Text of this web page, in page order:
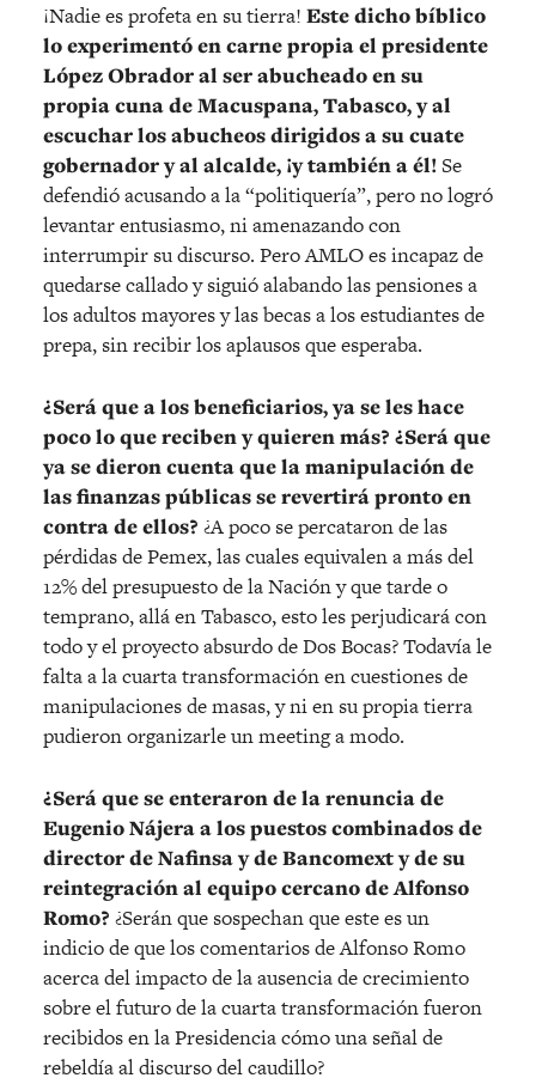
¡Nadie es profeta en su tierra! Este dicho bíblico
lo experimentó en carne propia el presidente
López Obrador al ser abucheado en su
propia cuna de Macuspana, Tabasco, y al
escuchar los abucheos dirigidos a su cuate
gobernador y al alcalde, ¡y también a él!Se
defendió acusando a la “politiquería”, pero no logró
levantar entusiasmo, ni amenazando con
interrumpir su discurso. Pero AMLO es incapaz de
quedarse callado y siguió alabando las pensiones a
los adultos mayores y las becas a los estudiantes de
prepa, sin recibir los aplausos que esperaba.
¿Será que a los beneficiarios, ya se les hace
poco lo que reciben y quieren más? ¿Será que
ya se dieron cuenta que la manipulación de
las finanzas públicas se revertirá pronto en
contra de ellos? ¿A poco se percataron de las
pérdidas de Pemex, las cuales equivalen a más del
12% del presupuesto de la Nación y que tarde o
temprano, allá en Tabasco, esto les perjudicará con
todo y el proyecto absurdo de Dos Bocas? Todavía le
falta a la cuarta transformación en cuestiones de
manipulaciones de masas, y ni en su propia tierra
pudieron organizarle un meeting a modo.
¿Será que se enteraron de la renuncia de
Eugenio Nájera a los puestos combinados de
director de Nafinsa y de Bancomext y de su
reintegración al equipo cercano de Alfonso
Romo? ¿Serán que sospechan que este es un
indicio de que los comentarios de Alfonso Romo
acerca del impacto de la ausencia de crecimiento
sobre el futuro de la cuarta transformación fueron
recibidos en la Presidencia cómo una señal de
rebeldía al discurso del caudillo?